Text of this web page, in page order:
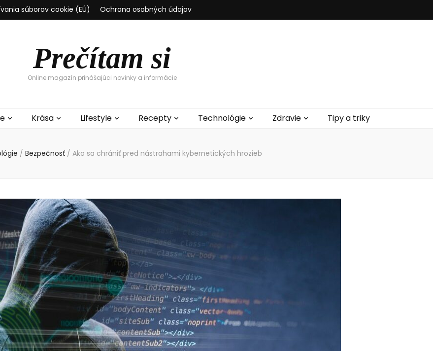
súborov cookie (EÚ) Ochrana osobných údajov
Prečítam si
Online magazín prinášajúci novinky a informácie
Krása Lifestyle Recepty Technológie Zdravie Tipy a triky
/ Bezpečnosť / Ako sa chrániť pred nástrahami kybernetických hrozieb